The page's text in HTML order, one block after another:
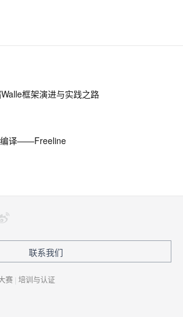
传递任意类型的数据、Activity为
框架演进与实践之路
编译——Freeline
联系我们
赛 | 培训与认证